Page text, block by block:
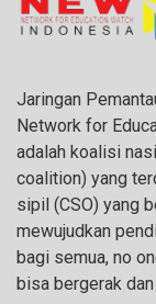
Jaringan
Network for
adalah koalisi
coalition) yang
sipil (CSO) yang
mewujudkan
bagi semua, no
bisa bergerak